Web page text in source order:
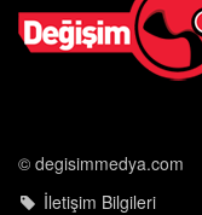
© degisimmedya.com
İletişim Bilgileri